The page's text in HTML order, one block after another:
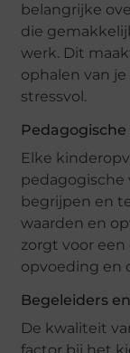
belangrijke
die
werk. Dit
ophalen van
stressvol.
Pedagogische
Elke
pedagogische
begrijpen en
waarden en
zorgt voor
opvoeding en
Begeleiders
De kwaliteit